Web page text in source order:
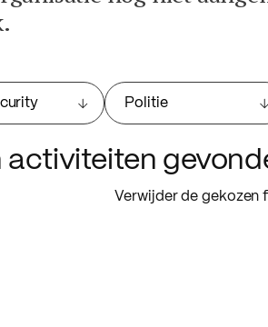
Politie
activiteiten
Verwijder de gekozen